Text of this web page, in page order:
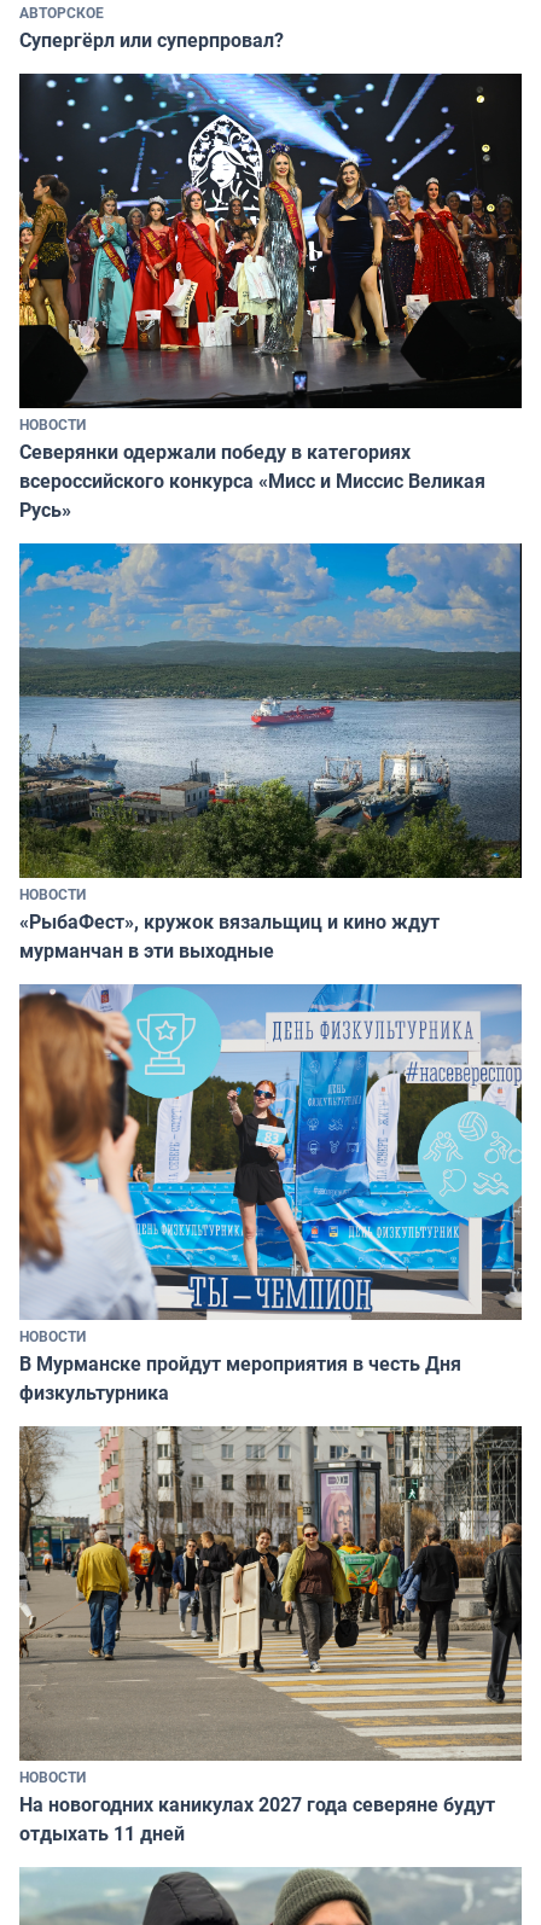
АВТОРСКОЕ
Супергёрл или суперпровал?
НОВОСТИ
Северянки одержали победу в категориях
всероссийского конкурса «Мисс и Миссис Великая
Русь»
НОВОСТИ
«РыбаФест», кружок вязальщиц и кино ждут
мурманчан в эти выходные
НОВОСТИ
В Мурманске пройдут мероприятия в честь Дня
физкультурника
НОВОСТИ
На новогодних каникулах 2027 года северяне будут
отдыхать 11 дней